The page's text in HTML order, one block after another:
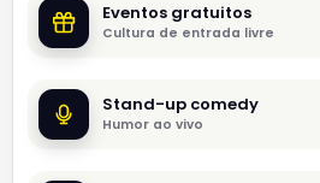
Eventos gratuitos
Cultura de entrada livre
Stand-up comedy
Humor ao vivo